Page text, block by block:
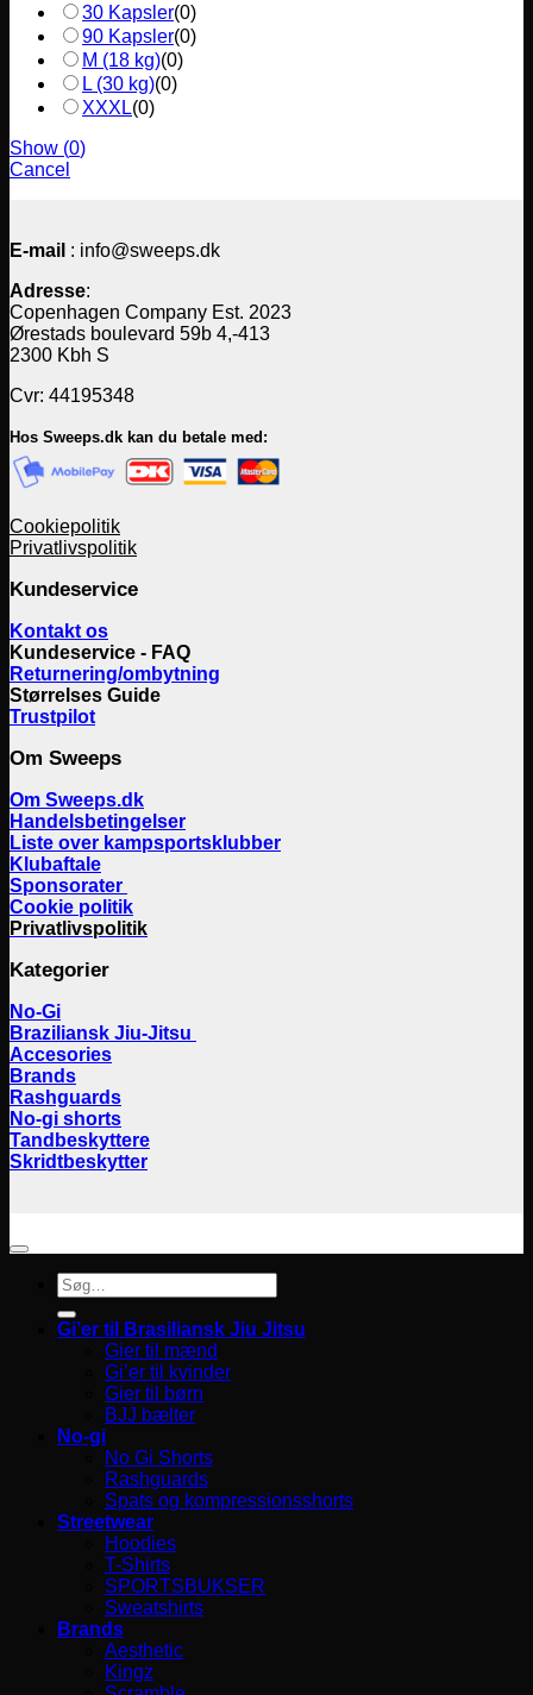
30 Kapsler(0)
90 Kapsler(0)
M (18 kg)(0)
L (30 kg)(0)
XXXL(0)
Show (0)
Cancel
E-mail : info@sweeps.dk
Adresse:
Copenhagen Company Est. 2023
Ørestads boulevard 59b 4,-413
2300 Kbh S
Cvr: 44195348
Hos Sweeps.dk kan du betale med:
Cookiepolitik
Privatlivspolitik
Kundeservice
Kontakt os
Kundeservice - FAQ
Returnering/ombytning
Størrelses Guide
Trustpilot
Om Sweeps
Om Sweeps.dk
Handelsbetingelser
Liste over kampsportsklubber
Klubaftale
Sponsorater
Cookie politik
Privatlivspolitik
Kategorier
No-Gi
Braziliansk Jiu-Jitsu
Accesories
Brands
Rashguards
No-gi shorts
Tandbeskyttere
Skridtbeskytter
Søg
efter:
Gi’er til Brasiliansk Jiu Jitsu
Gier til mænd
Gi’er til kvinder
Gier til børn
BJJ bælter
No-gi
No Gi Shorts
Rashguards
Spats og kompressionsshorts
Streetwear
Hoodies
T-Shirts
SPORTSBUKSER
Sweatshirts
Brands
Aesthetic
Kingz